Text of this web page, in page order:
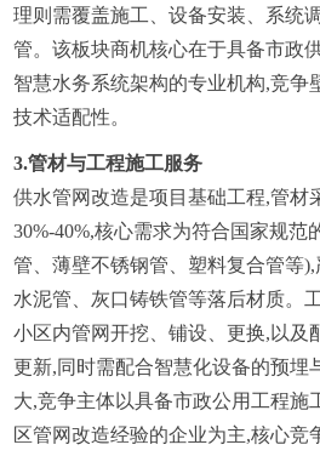
理则需覆盖施工、设备安装、系统
管。该板块商机核心在于具备市政
智慧水务系统架构的专业机构,竞争
技术适配性。
3.管材与工程施工服务
供水管网改造是项目基础工程,管材
30%-40%,核心需求为符合国家规范
管、薄壁不锈钢管、塑料复合管等
水泥管、灰口铸铁管等落后材质。
小区内管网开挖、铺设、更换,以及
更新,同时需配合智慧化设备的预埋
大,竞争主体以具备市政公用工程施
区管网改造经验的企业为主,核心竞